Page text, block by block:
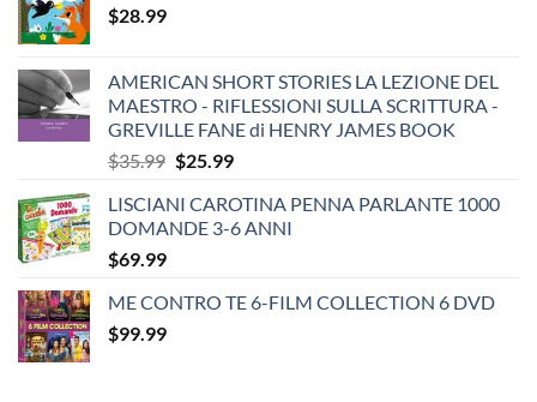
$28.99
AMERICAN SHORT STORIES LA LEZIONE DEL
MAESTRO - RIFLESSIONI SULLA SCRITTURA -
GREVILLE FANE di HENRY JAMES BOOK
$35.99 Original
was:
$35.99.
$25.99Current
is:
$25.99.
LISCIANI CAROTINA PENNA PARLANTE 1000
DOMANDE 3-6 ANNI
$69.99
ME CONTRO TE 6-FILM COLLECTION 6 DVD
$99.99